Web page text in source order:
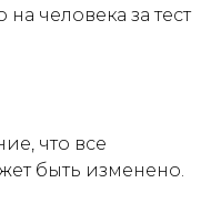
человека за тест
что все
быть изменено.